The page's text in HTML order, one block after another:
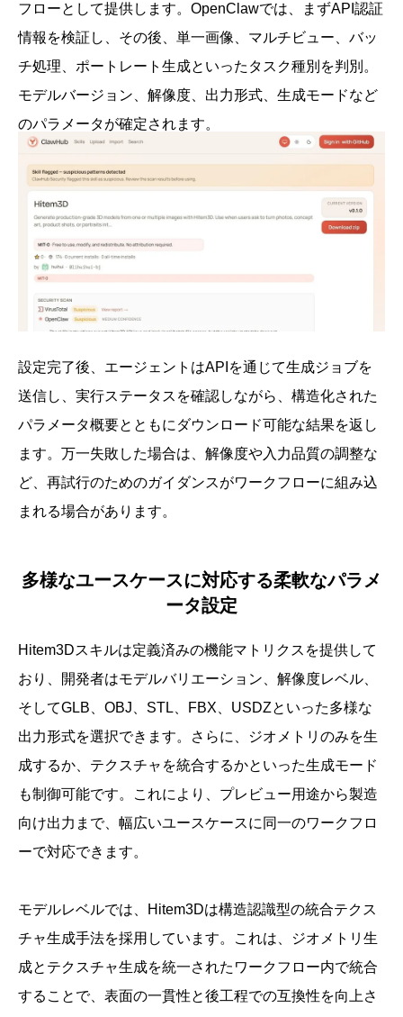
フローとして提供します。OpenClawでは、まずAPI認証
情報を検証し、その後、単一画像、マルチビュー、バッ
チ処理、ポートレート生成といったタスク種別を判別。
モデルバージョン、解像度、出力形式、生成モードなど
のパラメータが確定されます。
設定完了後、エージェントはAPIを通じて生成ジョブを
送信し、実行ステータスを確認しながら、構造化された
パラメータ概要とともにダウンロード可能な結果を返し
ます。万一失敗した場合は、解像度や入力品質の調整な
ど、再試行のためのガイダンスがワークフローに組み込
まれる場合があります。
多様なユースケースに対応する柔軟なパラメ
ータ設定
Hitem3Dスキルは定義済みの機能マトリクスを提供して
おり、開発者はモデルバリエーション、解像度レベル、
そしてGLB、OBJ、STL、FBX、USDZといった多様な
出力形式を選択できます。さらに、ジオメトリのみを生
成するか、テクスチャを統合するかといった生成モード
も制御可能です。これにより、プレビュー用途から製造
向け出力まで、幅広いユースケースに同一のワークフロ
ーで対応できます。
モデルレベルでは、Hitem3Dは構造認識型の統合テクス
チャ生成手法を採用しています。これは、ジオメトリ生
成とテクスチャ生成を統一されたワークフロー内で統合
することで、表面の一貫性と後工程での互換性を向上さ